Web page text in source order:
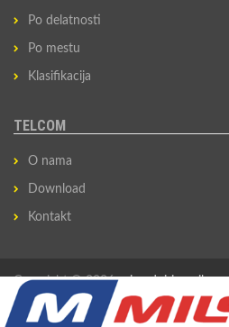
Po delatnosti
Po mestu
Klasifikacija
TELCOM
O nama
Download
Kontakt
Copyright © 2026privredni-imenik.com
Izradio Sovan